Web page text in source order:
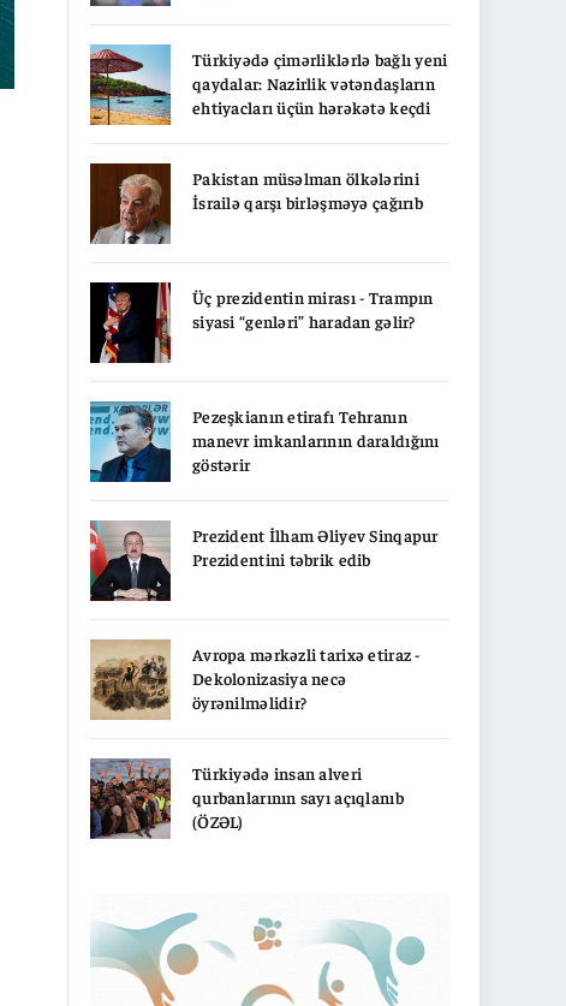
Türkiyədə çimərliklərlə bağlı yeni
qaydalar: Nazirlik vətəndaşların
ehtiyacları üçün hərəkətə keçdi
Pakistan müsəlman ölkələrini
İsrailə qarşı birləşməyə çağırıb
Üç prezidentin mirası - Trampın
siyasi “genləri” haradan gəlir?
Pezeşkianın etirafı Tehranın
manevr imkanlarının daraldığını
göstərir
Prezident İlham Əliyev Sinqapur
Prezidentini təbrik edib
Avropa mərkəzli tarixə etiraz -
Dekolonizasiya necə
öyrənilməlidir?
Türkiyədə insan alveri
qurbanlarının sayı açıqlanıb
(ÖZƏL)